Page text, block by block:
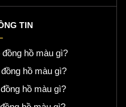
TIN
hồ màu gì?
hồ màu gì?
hồ màu gì?